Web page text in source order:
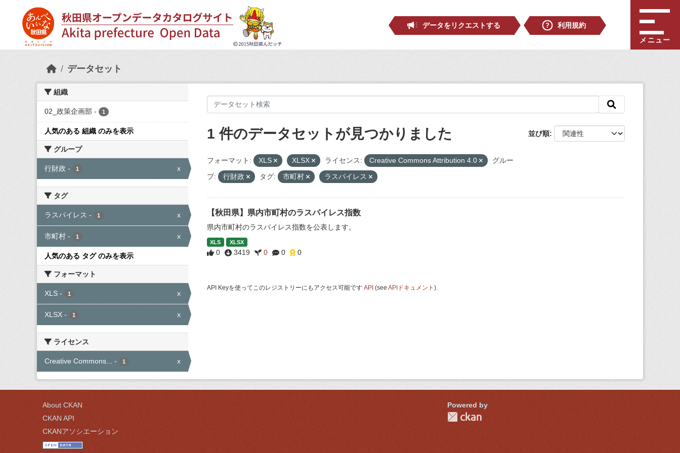
データをリクエストする
利用規約
メニュー
データセット
組織
02_政策企画部 - 1
人気のある 組織 のみを表示
グループ
行財政 - 1 x
タグ
ラスパイレス - 1 x
市町村 - 1 x
人気のある タグ のみを表示
フォーマット
XLS - 1 x
XLSX - 1 x
ライセンス
Creative Commons... - 1 x
並び順
1 件のデータセットが見つかりました
フォーマット: XLS XLSX ライセンス: Creative Commons Attribution 4.0
グルー
プ:
行財政 タグ: 市町村 ラスパイレス
【秋田県】県内市町村のラスパイレス指数
県内市町村のラスパイレス指数を公表します。
XLS XLSX
0 3419 0 0 0
API Keyを使ってこのレジストリーにもアクセス可能です API (see APIドキュメント ).
About CKAN
CKAN API
CKANアソシエーション
Powered by